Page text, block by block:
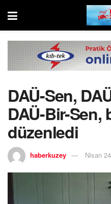
DAÜ-Sen,
DAÜ-Bir-Sen,
düzenledi
haberkuzey Nisan